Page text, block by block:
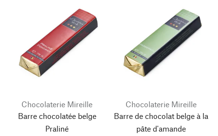
Chocolaterie Mireille
Barre chocolatée belge
Praliné
Chocolaterie Mireille
Barre de chocolat belge à la
pâte d'amande